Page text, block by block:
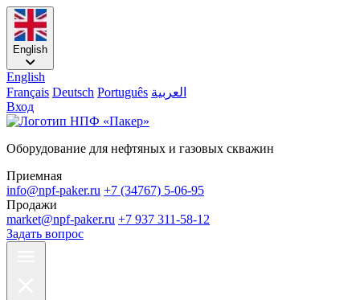
English
English
Français Deutsch Português العربية
Вход
Оборудование для нефтяных и газовых скважин
Приемная
info@npf-paker.ru +7 (34767) 5-06-95
Продажи
market@npf-paker.ru +7 937 311-58-12
Задать вопрос